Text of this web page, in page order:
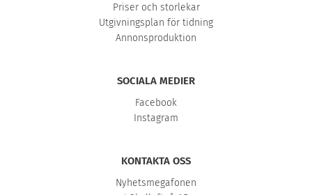
Priser och storlekar
Utgivningsplan för tidning
Annonsproduktion
SOCIALA MEDIER
Facebook
Instagram
KONTAKTA OSS
Nyhetsmegafonen